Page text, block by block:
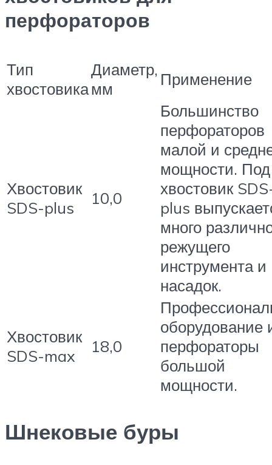
перфораторов
Тип
хвостовика
Диаметр,
мм
Применение
Хвостовик
SDS-plus
10,0
Большинство
перфораторов
малой и
мощности. Под
хвостовик
plus
много
режущего
инструмента и
насадок.
Хвостовик
SDS-max
18,0
оборудование
перфораторы
большой
мощности.
Шнековые буры